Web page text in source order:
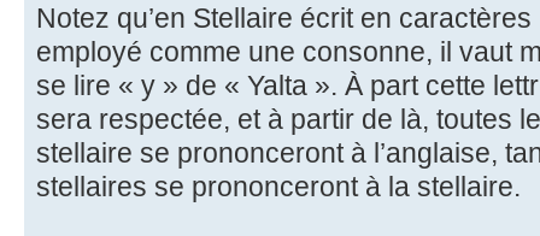
Notez qu’en Stellaire écrit en
employé comme une consonne, il vaut
se lire « y » de « Yalta ». À part cette
sera respectée, et à partir de là, toutes
stellaire se prononceront à l’anglaise,
stellaires se prononceront à la stellaire.